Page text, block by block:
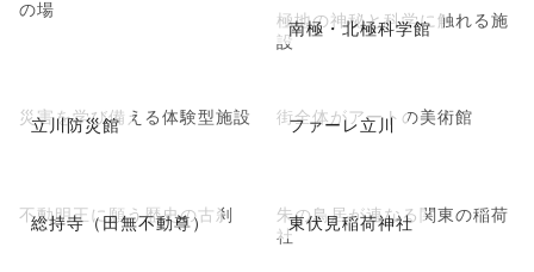
の場
南極・北極科学館
極地の神秘と科学に触れる施
設
立川防災館
災害を学び備える体験型施設 ファーレ立川
街全体がアートの美術館
総持寺（田無不動尊）
不動明王に願う歴史の古刹 東伏見稲荷神社
朱の鳥居が連なる関東の稲荷
社